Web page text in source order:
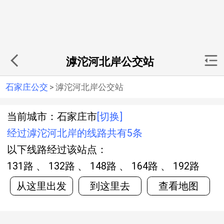
滹沱河北岸公交站
石家庄公交 > 滹沱河北岸公交站
当前城市：石家庄市 [切换]
经过滹沱河北岸的线路共有5条
以下线路经过该站点：
131路 、 132路 、 148路 、 164路 、 192路
从这里出发
到这里去 查看地图